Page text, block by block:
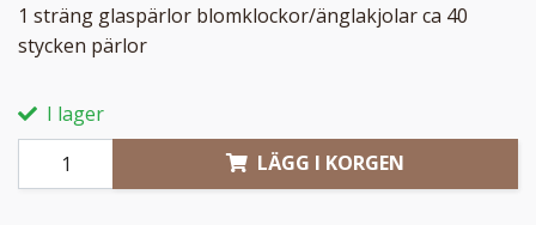
1 sträng glaspärlor blomklockor/änglakjolar ca 40
stycken pärlor
I lager
LÄGG I KORGEN